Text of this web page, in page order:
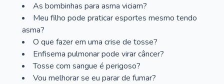
As bombinhas para asma viciam?
Meu filho pode praticar esportes mesmo tendo
asma?
O que fazer em uma crise de tosse?
Enfisema pulmonar pode virar câncer?
Tosse com sangue é perigoso?
Vou melhorar se eu parar de fumar?